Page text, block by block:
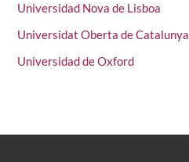
Universidad Nova de Lisboa
Universidat Oberta de Catalunya
Universidad de Oxford